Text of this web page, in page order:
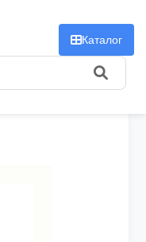
Каталог